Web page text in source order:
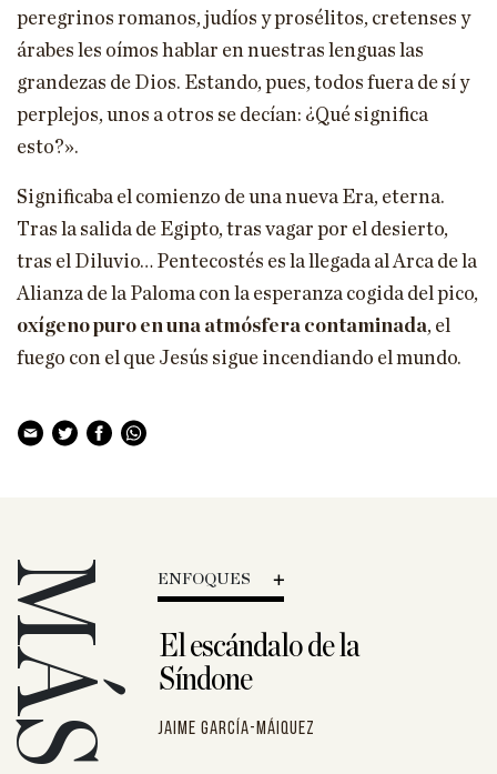
peregrinos romanos, judíos y prosélitos, cretenses y
árabes les oímos hablar en nuestras lenguas las
grandezas de Dios. Estando, pues, todos fuera de sí y
perplejos, unos a otros se decían: ¿Qué significa
esto?».
Significaba el comienzo de una nueva Era, eterna.
Tras la salida de Egipto, tras vagar por el desierto,
tras el Diluvio… Pentecostés es la llegada al Arca de la
Alianza de la Paloma con la esperanza cogida del pico,
oxígeno puro en una atmósfera contaminada, el
fuego con el que Jesús sigue incendiando el mundo.
ENFOQUES
El escándalo de la
Síndone
Jaime García-Máiquez
y hasta
y
de luz en la